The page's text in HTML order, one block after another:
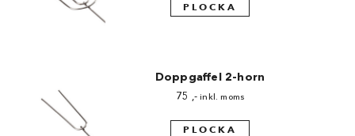
PLOCKA
Doppgaffel 2-horn
75 ,-inkl. moms
PLOCKA